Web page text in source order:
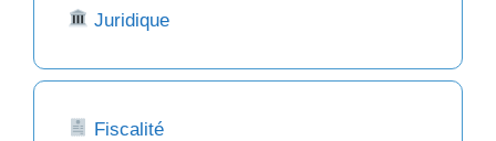
Juridique
Fiscalité